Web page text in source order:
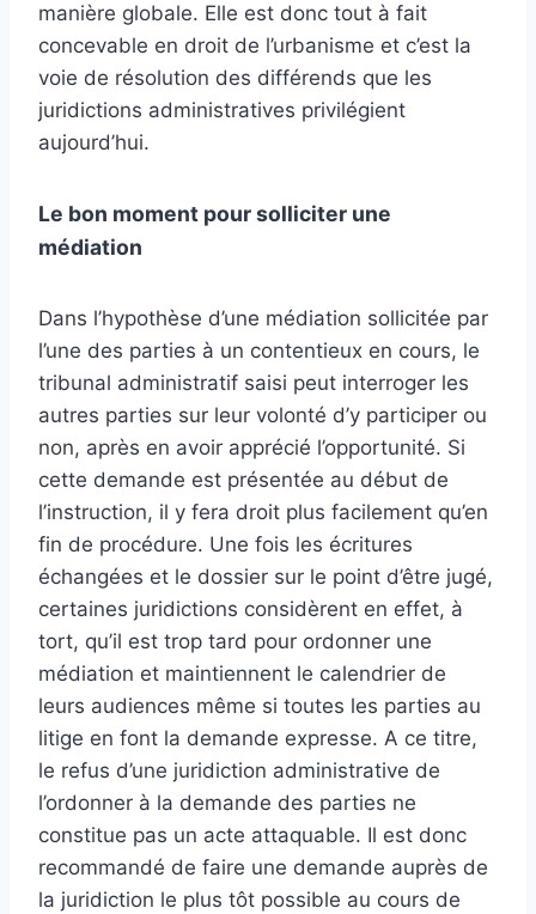
manière globale. Elle est donc tout à fait
concevable en droit de l’urbanisme et c’est la
voie de résolution des différends que les
juridictions administratives privilégient
aujourd’hui.
Le bon moment pour solliciter une
médiation
Dans l’hypothèse d’une médiation sollicitée par
l’une des parties à un contentieux en cours, le
tribunal administratif saisi peut interroger les
autres parties sur leur volonté d’y participer ou
non, après en avoir apprécié l’opportunité. Si
cette demande est présentée au début de
l’instruction, il y fera droit plus facilement qu’en
fin de procédure. Une fois les écritures
échangées et le dossier sur le point d’être jugé,
certaines juridictions considèrent en effet, à
tort, qu’il est trop tard pour ordonner une
médiation et maintiennent le calendrier de
leurs audiences même si toutes les parties au
litige en font la demande expresse. A ce titre,
le refus d’une juridiction administrative de
l’ordonner à la demande des parties ne
constitue pas un acte attaquable. Il est donc
recommandé de faire une demande auprès de
la juridiction le plus tôt possible au cours de